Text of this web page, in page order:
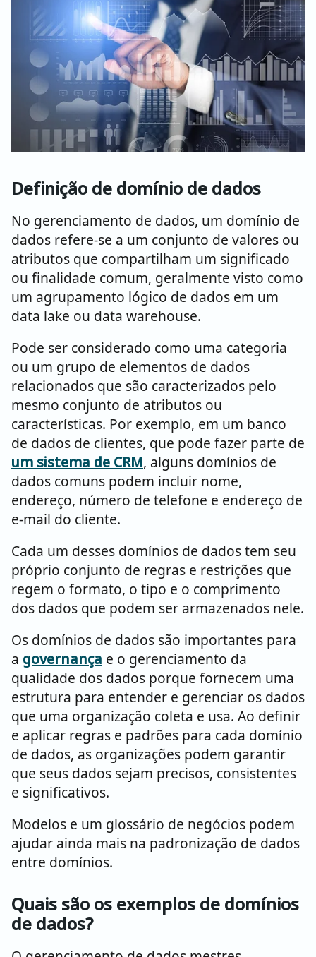
Definição de domínio de dados
No gerenciamento de dados, um domínio de
dados refere-se a um conjunto de valores ou
atributos que compartilham um significado
ou finalidade comum, geralmente visto como
um agrupamento lógico de dados em um
data lake ou data warehouse.
Pode ser considerado como uma categoria
ou um grupo de elementos de dados
relacionados que são caracterizados pelo
mesmo conjunto de atributos ou
características. Por exemplo, em um banco
de dados de clientes, que pode fazer parte de
um sistema de CRM, alguns domínios de
dados comuns podem incluir nome,
endereço, número de telefone e endereço de
e-mail do cliente.
Cada um desses domínios de dados tem seu
próprio conjunto de regras e restrições que
regem o formato, o tipo e o comprimento
dos dados que podem ser armazenados nele.
Os domínios de dados são importantes para
a governança e o gerenciamento da
qualidade dos dados porque fornecem uma
estrutura para entender e gerenciar os dados
que uma organização coleta e usa. Ao definir
e aplicar regras e padrões para cada domínio
de dados, as organizações podem garantir
que seus dados sejam precisos, consistentes
e significativos.
Modelos e um glossário de negócios podem
ajudar ainda mais na padronização de dados
entre domínios.
Quais são os exemplos de domínios
de dados?